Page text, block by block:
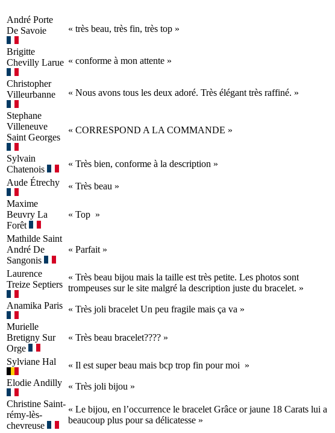
André Porte
De Savoie
« très beau, très fin, très top »
Brigitte
Chevilly Larue « conforme à mon attente »
Christopher
Villeurbanne
« Nous avons tous les deux adoré. Très élégant très raffiné. »
Stephane
Villeneuve
Saint Georges
« CORRESPOND A LA COMMANDE »
Sylvain
Chatenois
« Très bien, conforme à la description »
Aude Étrechy
« Très beau »
Maxime
Beuvry La
Forêt
« Top »
Mathilde Saint
André De
Sangonis
« Parfait »
Laurence
Treize Septiers
« Très beau bijou mais la taille est très petite. Les photos sont
trompeuses sur le site malgré la description juste du bracelet. »
Anamika Paris « Très joli bracelet Un peu fragile mais ça va »
Murielle
Bretigny Sur
Orge
« Très beau bracelet???? »
Sylviane Hal
« Il est super beau mais bcp trop fin pour moi »
ElodieAndilly
« Très joli bijou »
Christine Saint-
rémy-lès-
chevreuse
« Le bijou, en l’occurrence le bracelet Grâce or jaune 18 Carats lui a
beaucoup plus pour sa délicatesse »